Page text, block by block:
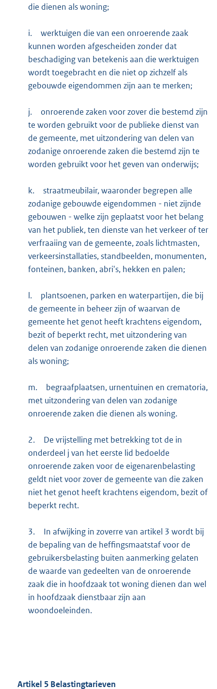
die dienen als woning;
i.
werktuigen die van een onroerende zaak
kunnen worden afgescheiden zonder dat
beschadiging van betekenis aan die werktuigen
wordt toegebracht en die niet op zichzelf als
gebouwde eigendommen zijn aan te merken;
j.
onroerende zaken voor zover die bestemd zijn
te worden gebruikt voor de publieke dienst van
de gemeente, met uitzondering van delen van
zodanige onroerende zaken die bestemd zijn te
worden gebruikt voor het geven van onderwijs;
k.
straatmeubilair, waaronder begrepen alle
zodanige gebouwde eigendommen - niet zijnde
gebouwen - welke zijn geplaatst voor het belang
van het publiek, ten dienste van het verkeer of ter
verfraaiing van de gemeente, zoals lichtmasten,
verkeersinstallaties, standbeelden, monumenten,
fonteinen, banken, abri's, hekken en palen;
l.
plantsoenen, parken en waterpartijen, die bij
de gemeente in beheer zijn of waarvan de
gemeente het genot heeft krachtens eigendom,
bezit of beperkt recht, met uitzondering van
delen van zodanige onroerende zaken die dienen
als woning;
m.
begraafplaatsen, urnentuinen en crematoria,
met uitzondering van delen van zodanige
onroerende zaken die dienen als woning.
2.
De vrijstelling met betrekking tot de in
onderdeel j van het eerste lid bedoelde
onroerende zaken voor de eigenarenbelasting
geldt niet voor zover de gemeente van die zaken
niet het genot heeft krachtens eigendom, bezit of
beperkt recht.
3.
In afwijking in zoverre van artikel 3 wordt bij
de bepaling van de heffingsmaatstaf voor de
gebruikersbelasting buiten aanmerking gelaten
de waarde van gedeelten van de onroerende
zaak die in hoofdzaak tot woning dienen dan wel
in hoofdzaak dienstbaar zijn aan
woondoeleinden.
Artikel 5 Belastingtarieven